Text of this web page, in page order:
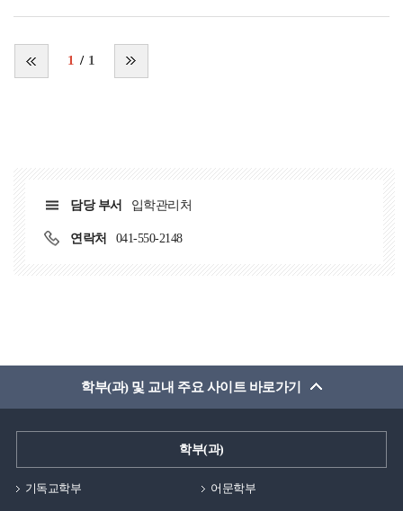
학문적으로 더욱 공부를 하고, 연구하는 방법을 더욱
전파하고자 함에 힘쓴다고 생각했습니다. 그리고 그 때의
따뜻했던 기억은 아직도 제가 세상을 살아가는 원동력 중
하나가 된다고 자부할정도로 값집니다. 하지만 졸업하고난
아니였다면, 매주 채플을 드리지 않았다면, 여러 목사님과
교수님들의 기도가 없었다면 누릴 수 없는
은혜였을것입니다. 그렇기에 졸업생으로써
재학생분들에게 해드리고 싶은 말이 있다면, 좋은 환경이
마련되어 있는 대학생활 동안에 많은 것들을 경험하시길
상담센터, 지원 활동들 등을 통해 자기 자신을 알아가고
졸업하였습니다. 대부분의 학생분들이 공감하시겠지만,
진로에 대한 필요로써 체육관련 직업이 적합하다는 생각이
지배적이었습니다. 그러나 대학에 입학하여 전공 관련
경험을 쌓았으며, 이후에 병원에서 수술 후 재활운동과
만성 근골격계 통증 환자를 대상으로 운동 처방 및 지도를
되었습니다. 이후에 재활전문 센터에 근무하였고, 현재는
센터장으로 근무하고 있습니다.먼저, 백석대학교는 저에게
많은 선물을 준 모교입니다. 그 이유로 현재의 아내를
1 1
담당 부서 입학관리처
연락처 041-550-2148
학부(과) 및 교내 주요 사이트 바로가기
학부(과)
기독교학부 어문학부